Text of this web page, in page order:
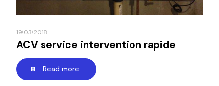
19/03/2018
ACV service intervention rapide
Read more